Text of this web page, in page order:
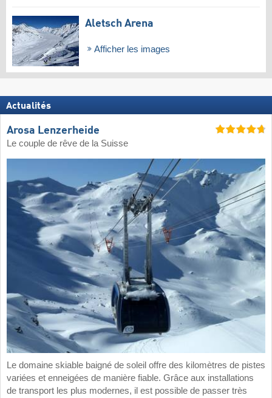
Aletsch Arena
Afficher les images
Actualités
Arosa Lenzerheide
Le couple de rêve de la Suisse
Le domaine skiable baigné de soleil offre des kilomètres de pistes
variées et enneigées de manière fiable. Grâce aux installations
de transport les plus modernes, il est possible de passer très